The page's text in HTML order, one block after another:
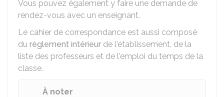
Vous pouvez également y faire une demande de
rendez-vous avec un enseignant.
Le cahier de correspondance est aussi composé
du règlement intérieur de l'établissement, de la
liste des professeurs et de l'emploi du temps de la
classe.
À noter